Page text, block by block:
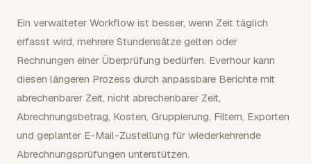
Ein verwalteter Workflow ist besser, wenn Zeit täglich
erfasst wird, mehrere Stundensätze gelten oder
Rechnungen einer Überprüfung bedürfen. Everhour kann
diesen längeren Prozess durch anpassbare Berichte mit
abrechenbarer Zeit, nicht abrechenbarer Zeit,
Abrechnungsbetrag, Kosten, Gruppierung, Filtern, Exporten
und geplanter E-Mail-Zustellung für wiederkehrende
Abrechnungsprüfungen unterstützen.